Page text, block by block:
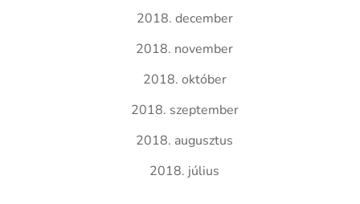
2018. december
2018. november
2018. október
2018. szeptember
2018. augusztus
2018. július